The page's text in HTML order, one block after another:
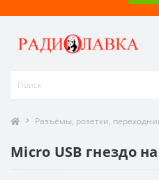
Разъёмы, розетки,
Micro USB гнездо